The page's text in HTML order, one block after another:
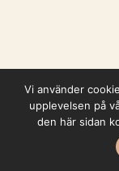
Vi använder
upplevelsen på
den här sidan